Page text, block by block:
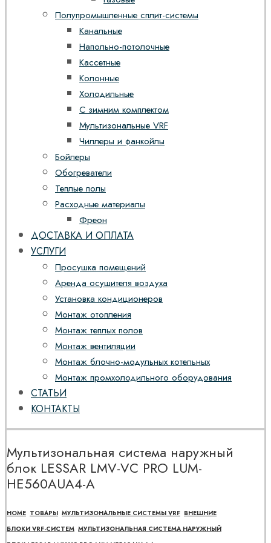
Полупромышленные сплит-системы
Канальные
Напольно-потолочные
Кассетные
Колонные
Холодильные
С зимним комплектом
Мультизональные VRF
Чиллеры и фанкойлы
Бойлеры
Обогреватели
Теплые полы
Расходные материалы
Фреон
ДОСТАВКА И ОПЛАТА
УСЛУГИ
Просушка помещений
Аренда осушителя воздуха
Установка кондиционеров
Монтаж отопления
Монтаж теплых полов
Монтаж вентиляции
Монтаж блочно-модульных котельных
Монтаж промхолодильного оборудования
СТАТЬИ
КОНТАКТЫ
Мультизональная система наружный
блок LESSAR LMV-VC PRO LUM-
HE560AUA4-A
HOME ТОВАРЫ МУЛЬТИЗОНАЛЬНЫЕ СИСТЕМЫ VRF ВНЕШНИЕ
БЛОКИ VRF-СИСТЕМ МУЛЬТИЗОНАЛЬНАЯ СИСТЕМА НАРУЖНЫЙ